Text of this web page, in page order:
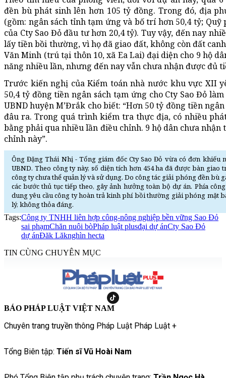
đền bù phát sinh lên hơn 105 tỷ đồng. Trong đó, địa
(gồm: ngân sách tỉnh tạm ứng và bố trí hơn 50,4 tỷ;
của Cty Sao Đỏ đầu tư hơn 20,4 tỷ). Tuy vậy, đến nay
lấy tiền bồi thường, vì họ đã giao đất, không còn đất
Văn Minh (trú tại thôn 10, xã Ea Lai) đại diện cho 9 hộ
năng nhiều lần, nhưng đến nay vẫn chưa nhận được đủ
Trước kiến nghị của Kiểm toán nhà nước khu vực XII
50,4 tỷ đồng tiền ngân sách tạm ứng cho Cty Sao Đỏ
UBND huyện M’Đrắk cho biết: “Hơn 50 tỷ đồng tiền
đâu ra. Trong quá trình kiểm tra thực địa, có nhiều
bằng phải qua nhiều lần điều chỉnh. 9 hộ dân chưa
chỉnh này”.
Ông Đặng Thái Nhị - Tổng giám đốc Cty Sao Đỏ vừa có đơn khiếu
UBND. Theo công ty này, số diện tích hơn 454 ha đã được bàn
công ty chưa thể quản lý và sử dụng. Do công tác giải phóng đền bù
các bước thủ tục tiếp theo, gây ảnh hưởng toàn bộ dự án. Phía
dung yêu cầu công ty hoàn trả kinh phí bồi thường giải phóng mặt
lý, không thỏa đáng.
Tags:Công ty TNHH liên hợp công-nông nghiệp bền vững Sao Đỏ
sai phạmChăn nuôi bòPháp luật plusđại dự ánCty Sao Đỏ
dự ánĐăk Lăknghìn hecta
TIN CÙNG CHUYÊN MỤC
BÁO PHÁP LUẬT VIỆT NAM
Chuyên trang truyền thông Pháp Luật Pháp Luật +
Tổng Biên tập: Tiến sĩ Vũ Hoài Nam